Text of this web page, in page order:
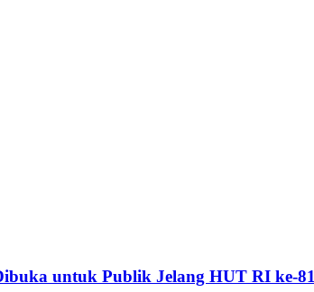
untuk Publik Jelang HUT RI ke-81